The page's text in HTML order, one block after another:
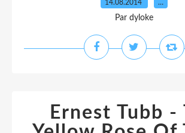
14.08.2014 …
Par dyloke
Ernest Tubb -